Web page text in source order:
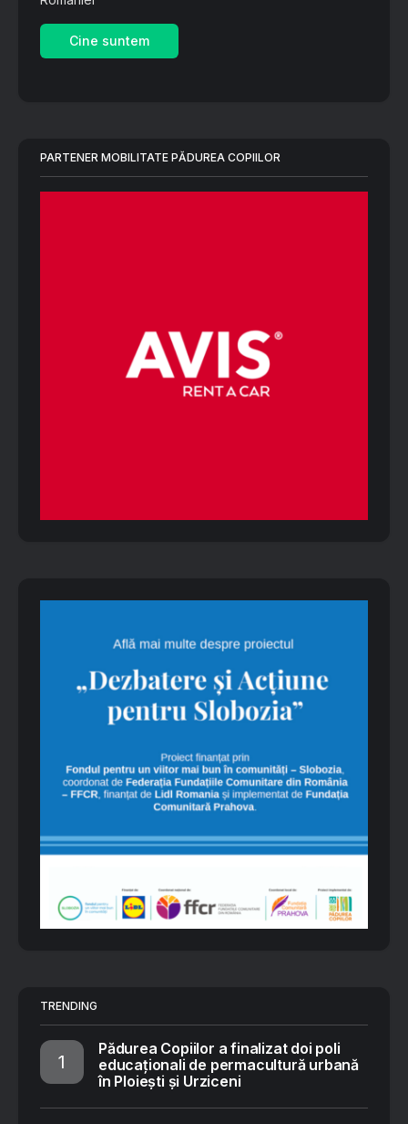
Cine suntem
PARTENER MOBILITATE PĂDUREA COPIILOR
TRENDING
Pădurea Copiilor a finalizat doi poli
educaționali de permacultură urbană
în Ploiești și Urziceni